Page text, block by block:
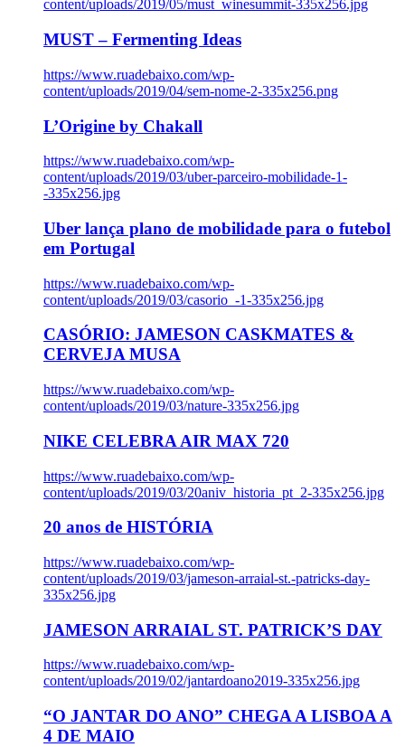
content/uploads/2019/05/must_winesummit-335x256.jpg
MUST – Fermenting Ideas
https://www.ruadebaixo.com/wp-
content/uploads/2019/04/sem-nome-2-335x256.png
L’Origine by Chakall
https://www.ruadebaixo.com/wp-
content/uploads/2019/03/uber-parceiro-mobilidade-1-
-335x256.jpg
Uber lança plano de mobilidade para o futebol
em Portugal
https://www.ruadebaixo.com/wp-
content/uploads/2019/03/casorio_-1-335x256.jpg
CASÓRIO: JAMESON CASKMATES &
CERVEJA MUSA
https://www.ruadebaixo.com/wp-
content/uploads/2019/03/nature-335x256.jpg
NIKE CELEBRA AIR MAX 720
https://www.ruadebaixo.com/wp-
content/uploads/2019/03/20aniv_historia_pt_2-335x256.jpg
20 anos de HISTÓRIA
https://www.ruadebaixo.com/wp-
content/uploads/2019/03/jameson-arraial-st.-patricks-day-
335x256.jpg
JAMESON ARRAIAL ST. PATRICK’S DAY
https://www.ruadebaixo.com/wp-
content/uploads/2019/02/jantardoano2019-335x256.jpg
“O JANTAR DO ANO” CHEGA A LISBOA A
4 DE MAIO